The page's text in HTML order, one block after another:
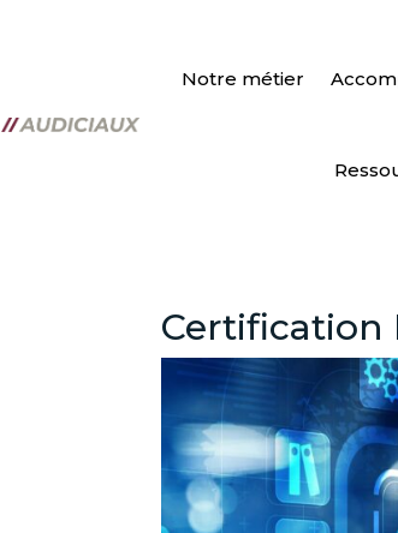
Notre métier
Certification